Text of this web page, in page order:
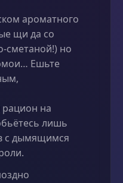
ароматного
щи да со
сметаной!) но
Ешьте
на
лишь
с дымящимся